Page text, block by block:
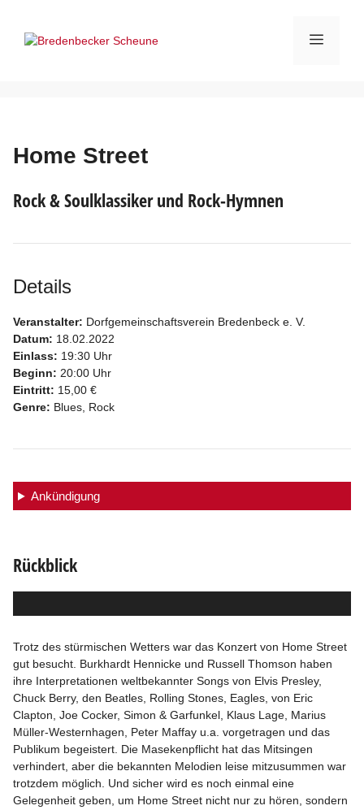
springen
Menü
Home Street
Rock & Soulklassiker und Rock-Hymnen
Details
Veranstalter: Dorfgemeinschaftsverein Bredenbeck e. V.
Datum: 18.02.2022
Einlass: 19:30 Uhr
Beginn: 20:00 Uhr
Eintritt: 15,00 €
Genre: Blues, Rock
Ankündigung
Rückblick
Trotz des stürmischen Wetters war das Konzert von Home Street
gut besucht. Burkhardt Hennicke und Russell Thomson haben
ihre Interpretationen weltbekannter Songs von Elvis Presley,
Chuck Berry, den Beatles, Rolling Stones, Eagles, von Eric
Clapton, Joe Cocker, Simon & Garfunkel, Klaus Lage, Marius
Müller-Westernhagen, Peter Maffay u.a. vorgetragen und das
Publikum begeistert. Die Masekenpflicht hat das Mitsingen
verhindert, aber die bekannten Melodien leise mitzusummen war
trotzdem möglich. Und sicher wird es noch einmal eine
Gelegenheit geben, um Home Street nicht nur zu hören, sondern